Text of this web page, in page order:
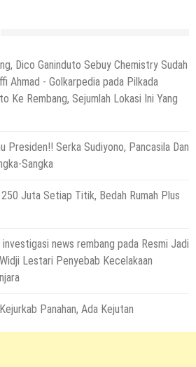
Dico Ganinduto Sebuy Chemistry Sudah
Ahmad - Golkarpedia pada Pilkada
Ke Rembang, Sejumlah Lokasi Ini Yang
Presiden!! Serka Sudiyono, Pancasila Dan
Sangka
250 Juta Setiap Titik, Bedah Rumah Plus
news rembang pada Resmi Jadi
Lestari Penyebab Kecelakaan
Panahan, Ada Kejutan